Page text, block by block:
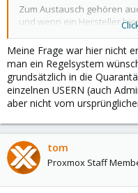
Zum Austausch gehören
und wenn ein Hersteller
das vor den Kauf einer
Auf das Quarantänte Web
und natürlich der
Das ist/war klar.
So ganz versteh ich die
emails (zb. mit ZIP files) für
Meine Frage war hier nicht
man ein Regelsystem
grundsätzlich in die
einzelnen USERN (auch
aber nicht vom
tom
Proxmox Staff